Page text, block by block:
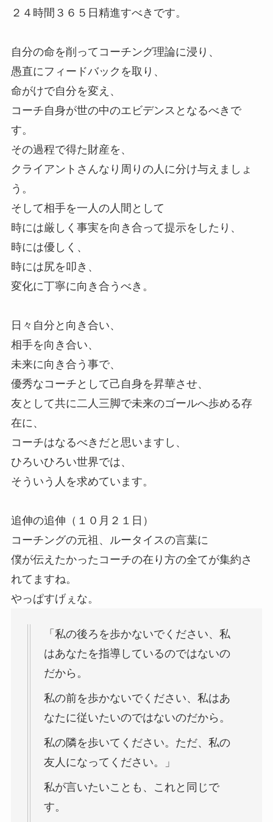
２４時間３６５日精進すべきです。
自分の命を削ってコーチング理論に浸り、
愚直にフィードバックを取り、
命がけで自分を変え、
コーチ自身が世の中のエビデンスとなるべきで
す。
その過程で得た財産を、
クライアントさんなり周りの人に分け与えましょ
う。
そして相手を一人の人間として
時には厳しく事実を向き合って提示をしたり、
時には優しく、
時には尻を叩き、
変化に丁寧に向き合うべき。
日々自分と向き合い、
相手を向き合い、
未来に向き合う事で、
優秀なコーチとして己自身を昇華させ、
友として共に二人三脚で未来のゴールへ歩める存
在に、
コーチはなるべきだと思いますし、
ひろいひろい世界では、
そういう人を求めています。
追伸の追伸（１０月２１日）
コーチングの元祖、ルータイスの言葉に
僕が伝えたかったコーチの在り方の全てが集約さ
れてますね。
やっぱすげぇな。
「私の後ろを歩かないでください、私
はあなたを指導しているのではないの
だから。
私の前を歩かないでください、私はあ
なたに従いたいのではないのだから。
私の隣を歩いてください。ただ、私の
友人になってください。」
私が言いたいことも、これと同じで
す。